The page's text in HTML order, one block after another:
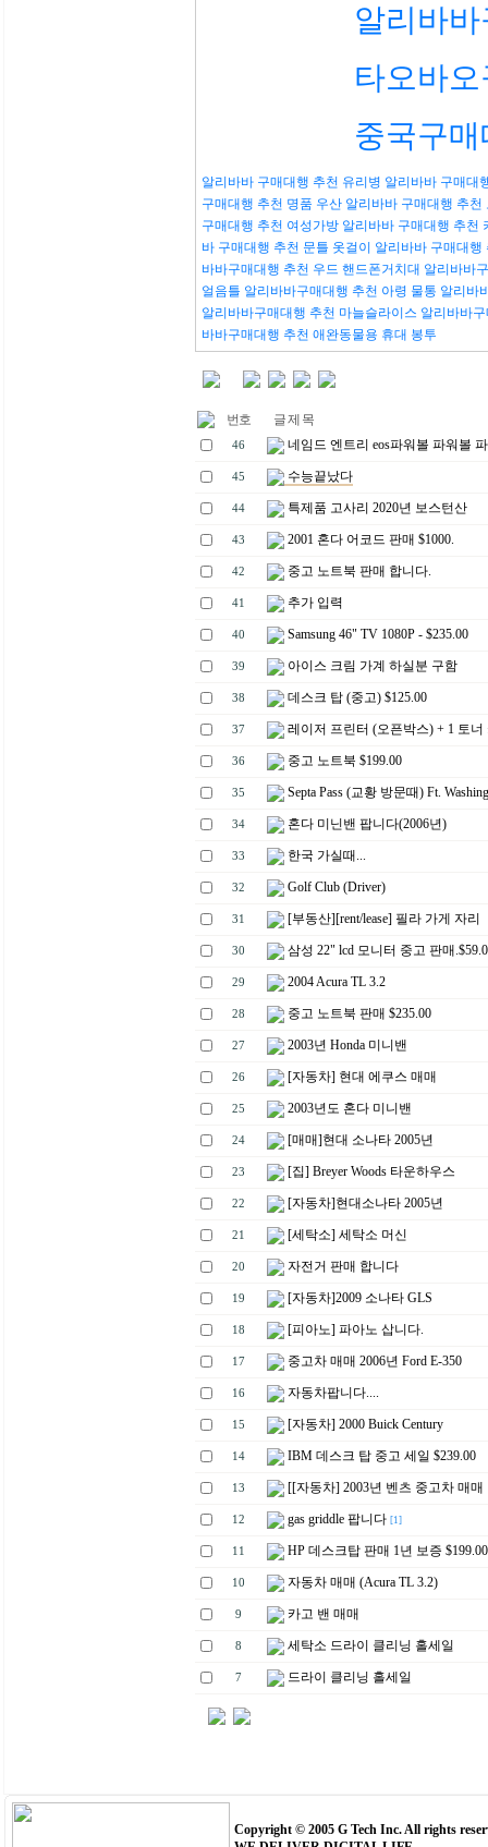
알리바
타오바
중국구
알리바바 구매대행 추천 유리병 알리바바 구매대
구매대행 추천 명품 우산 알리바바 구매대행 추천
구매대행 추천 여성가방 알리바바 구매대행 추천
바 구매대행 추천 문틀 옷걸이
알리바바 구매대행
바바구매대행 추천 우드 핸드폰거치대 알리바바
얼음틀 알리바바구매대행 추천 아령 물통 알리바
알리바바구매대행 추천 마늘슬라이스 알리바바
바바구매대행 추천 애완동물용 휴대 봉투
번호 글 제 목
46 네임드 엔트리 eos파워볼 파워볼
45 수능끝났다
44 특제품 고사리 2020년 보스턴산
43 2001 혼다 어코드 판매 $1000.
42 중고 노트북 판매 합니다.
41 추가 입력
40 Samsung 46" TV 1080P - $235.00
39 아이스 크림 가계 하실분 구함
38 데스크 탑 (중고) $125.00
37 레이저 프린터 (오픈박스) + 1 토너
36 중고 노트북 $199.00
35 Septa Pass (교황 방문때) Ft.
34 혼다 미닌밴 팝니다(2006년)
33 한국 가실때...
32 Golf Club (Driver)
31 [부동산][rent/lease] 필라 가게 자리
30 삼성 22" lcd 모니터 중고 판매
29 2004 Acura TL 3.2
28 중고 노트북 판매 $235.00
27 2003년 Honda 미니밴
26 [자동차] 현대 에쿠스 매매
25 2003년도 혼다 미니밴
24 [매매]현대 소나타 2005년
23 [집] Breyer Woods 타운하우스
22 [자동차]현대소나타 2005년
21 [세탁소] 세탁소 머신
20 자전거 판매 합니다
19 [자동차]2009 소나타 GLS
18 [피아노] 파아노 삽니다.
17 중고차 매매 2006년 Ford E-350
16 자동차팝니다....
15 [자동차] 2000 Buick Century
14 IBM 데스크 탑 중고 세일 $239.00
13 [[자동차] 2003년 벤츠 중고차 매매
12 gas griddle 팝니다 [1]
11 HP 데스크탑 판매 1년 보증 $199.00
10 자동차 매매 (Acura TL 3.2)
9 카고 밴 매매
8 세탁소 드라이 클리닝 홀세일
7 드라이 클리닝 홀세일
Copyright © 2005 G Tech Inc. All rights